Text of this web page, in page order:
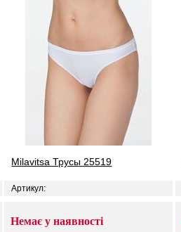
Milavitsa Трусы 25519
Артикул:
Немає у наявності